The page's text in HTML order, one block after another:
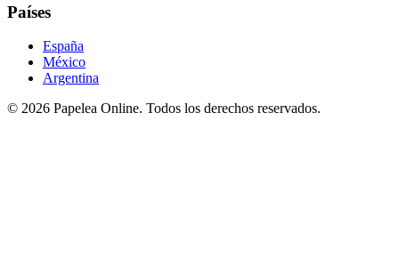
Países
España
México
Argentina
© 2026 Papelea Online. Todos los derechos reservados.